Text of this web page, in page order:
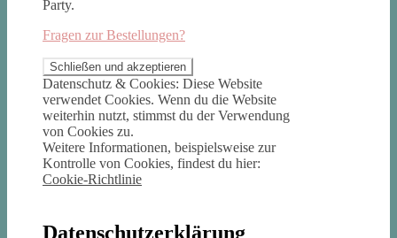
Party.
Fragen zur Bestellungen?
Datenschutz & Cookies: Diese Website
verwendet Cookies. Wenn du die Website
weiterhin nutzt, stimmst du der Verwendung
von Cookies zu.
Weitere Informationen, beispielsweise zur
Kontrolle von Cookies, findest du hier:
Cookie-Richtlinie
Datenschutzerklärung